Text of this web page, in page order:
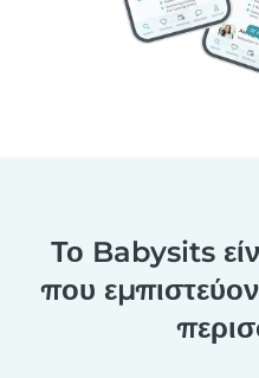
Το Babysits
που